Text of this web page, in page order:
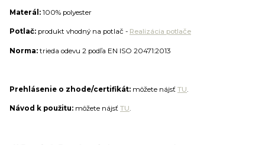
Materál: 100% polyester
Potlač: produkt vhodný na potlač - Realizácia potlače
Norma: trieda odevu 2 podľa EN ISO 20471:2013
Prehlásenie o zhode/certifikát: môžete nájsť TU
Návod k použitu: môžete nájsť TU.